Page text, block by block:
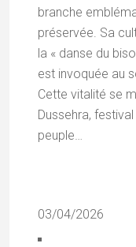
branche
préservée. Sa
la « danse du
est invoquée au
Cette vitalité se
Dussehra,
peuple…
03/04/2026